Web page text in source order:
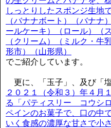
しっとりしたスポンジ生地
（バナナボート）（バナナ
ールケーキ）（ロール）（
（クリーム）（ミルク・牛
形市）（山形県）
でご紹介しています。
更に、「玉子」、及び「
２０２１（令和３）年４月
る「パティスリー コウシ
ペインのお菓子で、口の中
いく食感の濃厚な甘さで小